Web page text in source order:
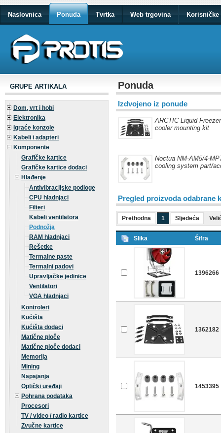
Naslovnica Ponuda Tvrtka Web trgovina Korisničke
GRUPE ARTIKALA
Dom, vrt i hobi
Elektronika
Igraće konzole
Kabeli i adapteri
Komponente
Grafičke kartice
Grafičke kartice dodaci
Hlađenje
Antivibracijske podloge
CPU hladnjaci
Filteri
Kabeli ventilatora
Podnožja
RAM hladnjaci
Rešetke
Termalne paste
Termalni padovi
Upravljačke jedinice
Ventilatori
VGA hladnjaci
Kontroleri
Kućišta
Kućišta dodaci
Matične ploče
Matične ploče dodaci
Memorija
Mining
Napajanja
Optički uređaji
Pohrana podataka
Procesori
TV / video / radio kartice
Zvučne kartice
Ponuda
Izdvojeno iz ponude
ARCTIC Liquid
cooler mounting kit
Noctua NM-AM5/4-
cooling system part/
Pregled proizvoda odabrane
Prethodna 1 Sljedeća
Slika Šifra
1396266
1362182
1453395